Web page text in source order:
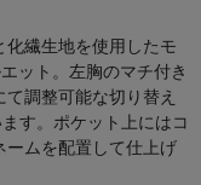
繊生地を使用したモ
ット。左胸のマチ付き
調整可能な切り替え
す。ポケット上にはコ
ームを配置して仕上げ